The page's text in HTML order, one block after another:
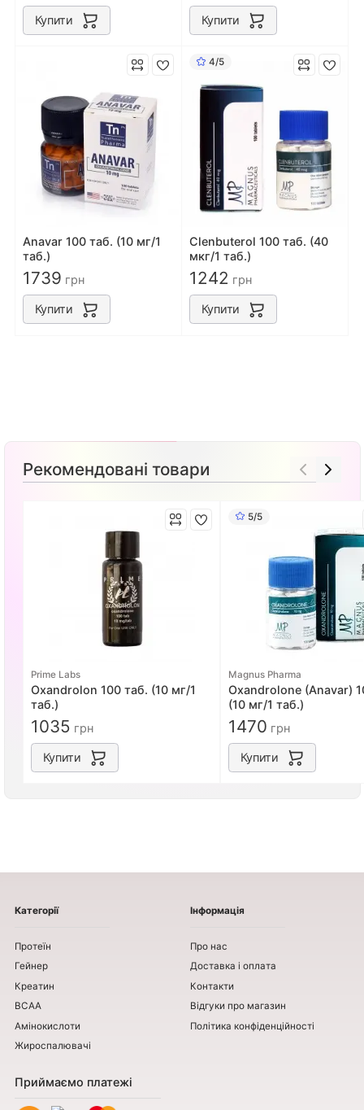
Купити Купити
Anavar 100 таб. (10 мг/1
таб.)
1739 грн
Купити
4/5
Clenbuterol 100 таб. (40
мкг/1 таб.)
1242 грн
Купити
Рекомендовані товари
Prime Labs
Oxandrolon 100 таб. (10 мг/1
таб.)
1035 грн
Купити
5/5
Magnus Pharma
Oxandrolone (Anavar)
(10 мг/1 таб.)
1470 грн
Купити
Категорії
Протеїн
Гейнер
Креатин
BCAA
Амінокислоти
Жироспалювачі
Інформація
Про нас
Доставка і оплата
Контакти
Відгуки про магазин
Політика конфіденційності
Приймаємо платежі